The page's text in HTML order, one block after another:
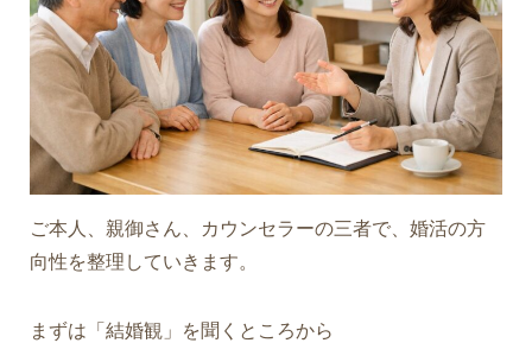
ご本人、親御さん、カウンセラーの三者で、婚活の方
向性を整理していきます。
まずは「結婚観」を聞くところから